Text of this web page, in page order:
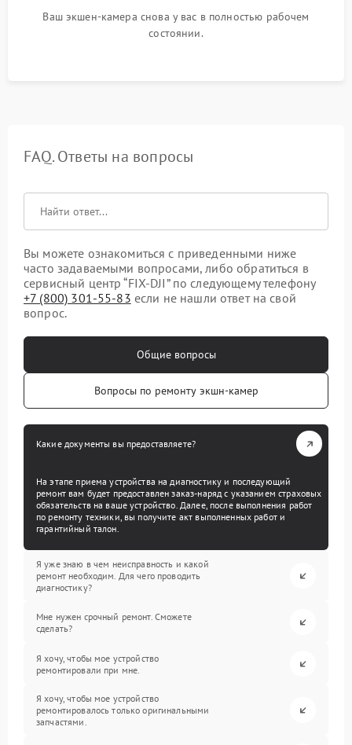
Ваш экшен-камера снова у вас в полностью рабочем
состоянии.
FAQ. Ответы на вопросы
Вы можете ознакомиться с приведенными ниже
часто задаваемыми вопросами, либо обратиться в
сервисный центр “FIX-DJI” по следующему телефону
+7 (800) 301-55-83 если не нашли ответ на свой
вопрос.
Общие вопросы
Вопросы по ремонту экшн-камер
Какие документы вы предоставляете?
На этапе приема устройства на диагностику и последующий
ремонт вам будет предоставлен заказ-наряд с указанием страховых
обязательств на ваше устройство. Далее, после выполнения работ
по ремонту техники, вы получите акт выполненных работ и
гарантийный талон.
Я уже знаю в чем неисправность и какой
ремонт необходим. Для чего проводить
диагностику?
Мне нужен срочный ремонт. Сможете
сделать?
Я хочу, чтобы мое устройство
ремонтировали при мне.
Я хочу, чтобы мое устройство
ремонтировалось только оригинальными
запчастями.